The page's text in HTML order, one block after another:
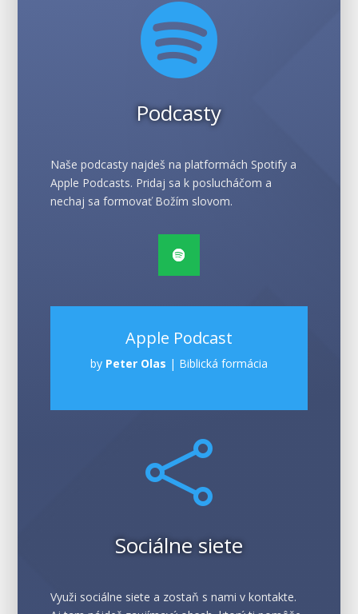

Podcasty
Naše podcasty najdeš na platformách Spotify a
Apple Podcasts. Pridaj sa k poslucháčom a
nechaj sa formovať Božím slovom.
Apple Podcast
by Peter Olas | Biblická formácia

Sociálne siete
Využi sociálne siete a zostaň s nami v kontakte.